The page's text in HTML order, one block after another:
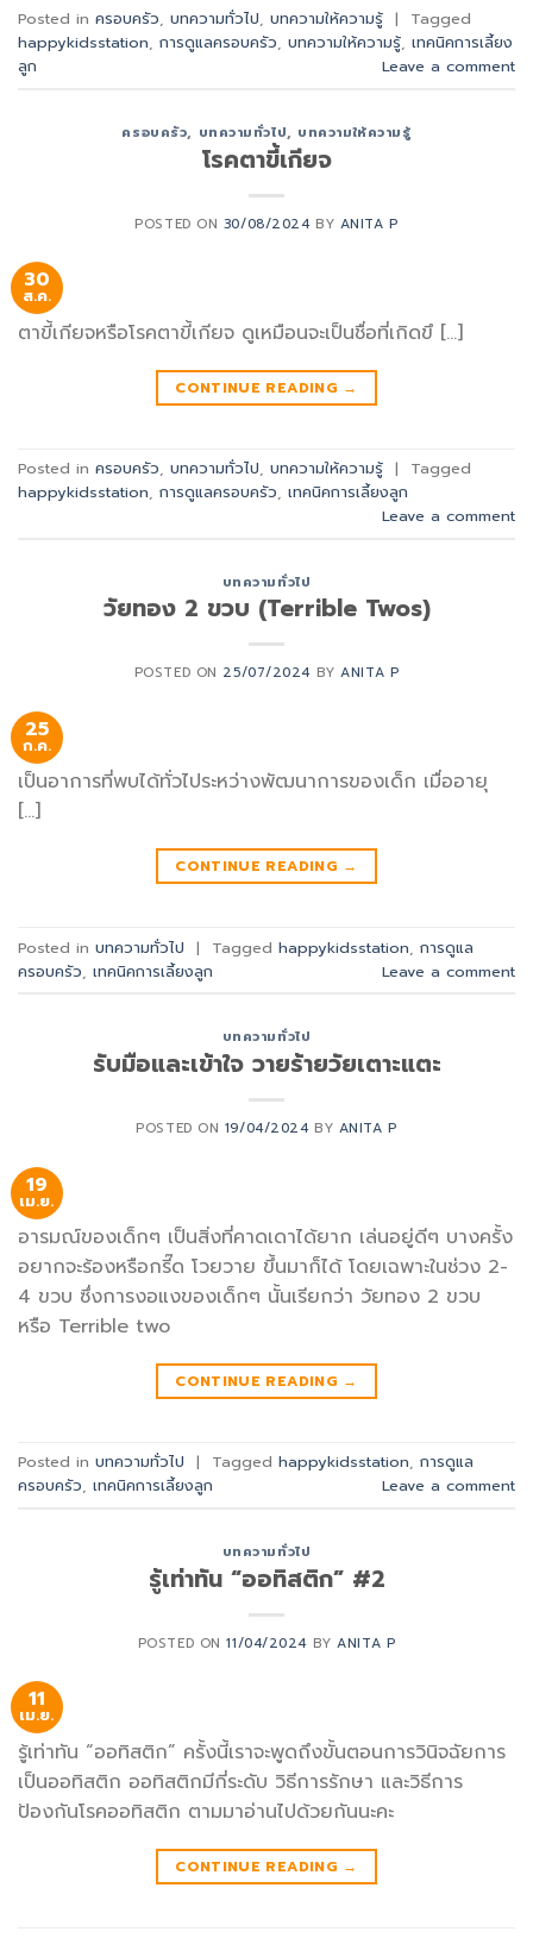
Posted in ครอบครัว, บทความทั่วไป, บทความให้ความรู้ |
Tagged
happykidsstation, การดูแลครอบครัว, บทความให้ความรู้, เทคนิคการเลี้ยง
ลูก
Leave a comment
ครอบครัว, บทความทั่วไป, บทความให้ความรู้
โรคตาขี้เกียจ
POSTED ON 30/08/2024 BY ANITA P
30
ส.ค.
ตาขี้เกียจหรือโรคตาขี้เกียจ ดูเหมือนจะเป็นชื่อที่เกิดขึ […]
CONTINUE READING →
Posted in ครอบครัว, บทความทั่วไป, บทความให้ความรู้ |
Tagged
happykidsstation, การดูแลครอบครัว, เทคนิคการเลี้ยงลูก
Leave a comment
บทความทั่วไป
วัยทอง 2 ขวบ (Terrible Twos)
POSTED ON 25/07/2024 BYANITA P
25
ก.ค.
เป็นอาการที่พบได้ทั่วไประหว่างพัฒนาการของเด็ก เมื่ออายุ
[…]
CONTINUE READING →
Posted in บทความทั่วไป | Tagged happykidsstation การดูแล
ครอบครัว เทคนิคการเลี้ยงลูก Leave a comment
บทความทั่วไป
รับมือและเข้าใจ วายร้ายวัยเตาะแตะ
POSTED ON 19/04/2024 BY ANITA P
19
เม.ย.
อารมณ์ของเด็กๆ เป็นสิ่งที่คาดเดาได้ยาก เล่นอยู่ดีๆ บางครั้ง
อยากจะร้องหรือกรี๊ด โวยวาย ขึ้นมาก็ได้ โดยเฉพาะในช่วง 2-
4 ขวบ ซึ่งการงอแงของเด็กๆ นั้นเรียกว่า วัยทอง 2 ขวบ
หรือ Terrible two
CONTINUE READING →
Posted in บทความทั่วไป | Tagged happykidsstation, การดูแล
ครอบครัว, เทคนิคการเลี้ยงลูก Leave a comment
บทความทั่วไป
รู้เท่าทัน “ออทิสติก” #2
POSTED ON11/04/2024 BYANITA P
11
เม.ย.
รู้เท่าทัน “ออทิสติก” ครั้งนี้เราจะพูดถึงขั้นตอนการวินิจฉัยการ
เป็นออทิสติก ออทิสติกมีกี่ระดับ วิธีการรักษา และวิธีการ
ป้องกันโรคออทิสติก ตามมาอ่านไปด้วยกันนะคะ
CONTINUE READING →